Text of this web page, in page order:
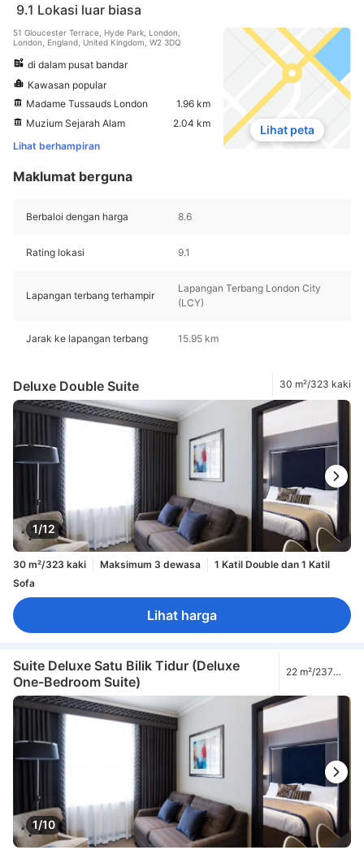
9.1 Lokasi luar biasa
51 Gloucester Terrace, Hyde Park, London,
London, England, United Kingdom, W2 3DQ
di dalam pusat bandar
Kawasan popular
Madame Tussauds London
1.96 km
Muzium Sejarah Alam
2.04 km
Lihat berhampiran
Lihat peta
Maklumat berguna
Berbaloi dengan harga 8.6
Rating lokasi 9.1
Lapangan terbang terhampir
Lapangan Terbang London City
(LCY)
Jarak ke lapangan terbang 15.95 km
Deluxe Double Suite 30 m²/323 kaki
1/12
30 m²/323 kaki Maksimum 3 dewasa
1 Katil Double dan 1 Katil
Sofa
Lihat harga
Suite Deluxe Satu Bilik Tidur (Deluxe
One-Bedroom Suite)
22 m²/237
1/10